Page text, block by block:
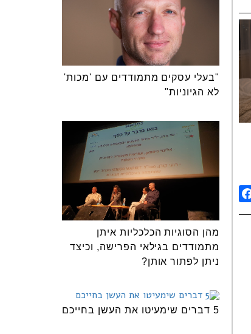
"בעלי עסקים מתמודדים עם 'מכות'
לא הגיוניות"
מהן הסוגיות הכלכליות איתן
מתמודדים בגילאי הפרישה, וכיצד
ניתן לפתור אותן?
5 דברים שימעיטו את העשן בחייכם